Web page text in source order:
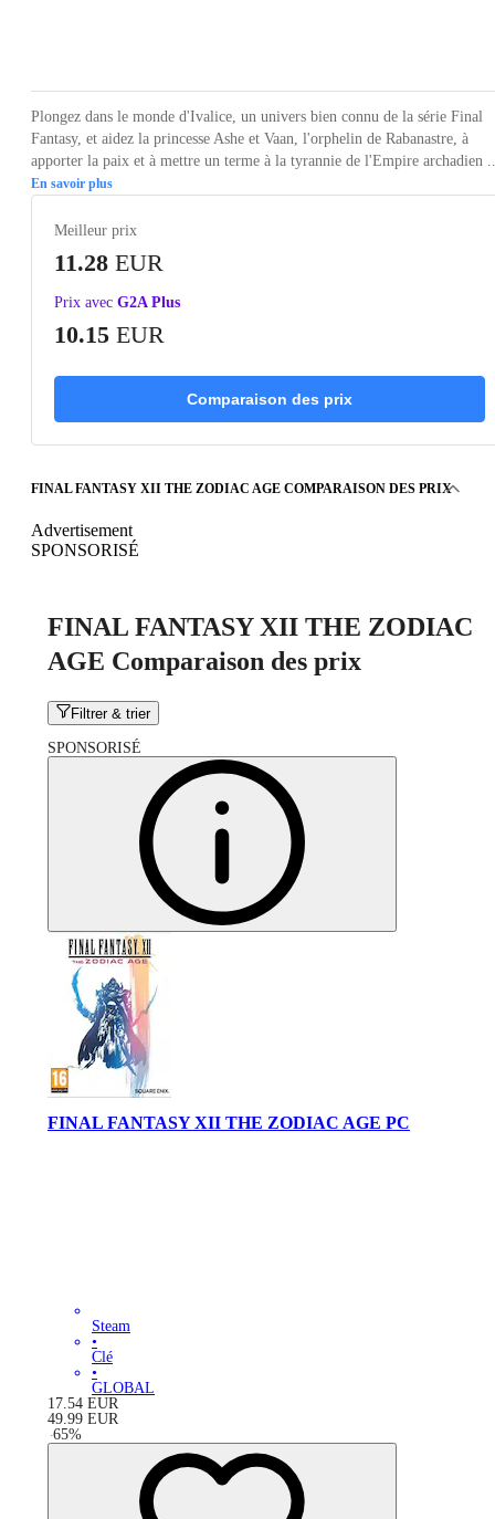
Plongez dans le monde d'Ivalice, un univers bien connu de la série Final
Fantasy, et aidez la princesse Ashe et Vaan, l'orphelin de Rabanastre, à
apporter la paix et à mettre un terme à la tyrannie de l'Empire archadien
En savoir plus
Meilleur prix
11.28 EUR
Prix avec G2A Plus
10.15 EUR
Comparaison des prix
FINAL FANTASY XII THE ZODIAC AGE COMPARAISON DES PRIX
Advertisement
SPONSORISÉ
FINAL FANTASY XII THE ZODIAC
AGE Comparaison des prix
Filtrer & trier
SPONSORISÉ
FINAL FANTASY XII THE ZODIAC AGE PC
Steam
•
Clé
•
GLOBAL
17.54 EUR
49.99 EUR
-65%